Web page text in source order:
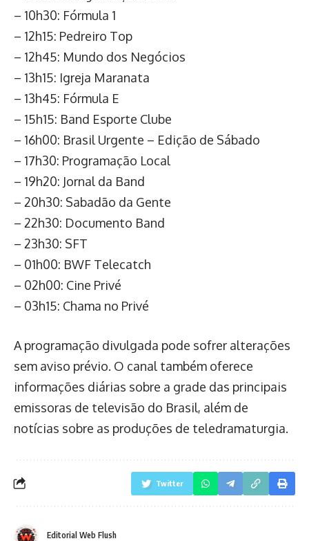
– 10h30: Fórmula 1
– 12h15: Pedreiro Top
– 12h45: Mundo dos Negócios
– 13h15: Igreja Maranata
– 13h45: Fórmula E
– 15h15: Band Esporte Clube
– 16h00: Brasil Urgente – Edição de Sábado
– 17h30: Programação Local
– 19h20: Jornal da Band
– 20h30: Sabadão da Gente
– 22h30: Documento Band
– 23h30: SFT
– 01h00: BWF Telecatch
– 02h00: Cine Privé
– 03h15: Chama no Privé
A programação divulgada pode sofrer alterações
sem aviso prévio. O canal também oferece
informações diárias sobre a grade das principais
emissoras de televisão do Brasil, além de
notícias sobre as produções de teledramaturgia.
Twitter
Editorial Web Flush